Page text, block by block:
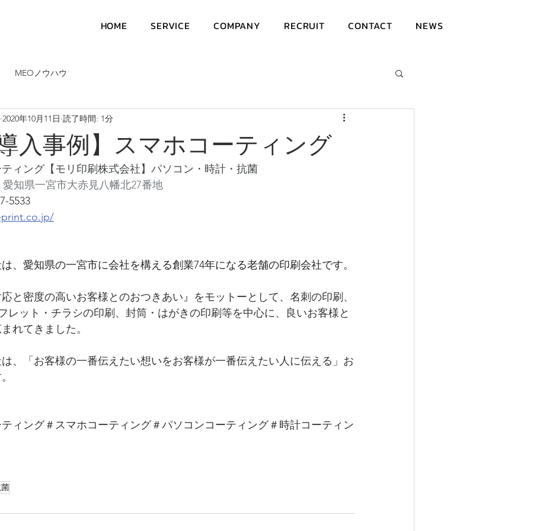
HOME SERVICE COMPANY RECRUIT CONTACT NEWS
MEOノウハウ
入事例】スマホコーティング
2020年10月11日 読了時間: 1分
ィング【モリ印刷株式会社】パソコン・時計・抗菌
愛知県一宮市大赤見八幡北27番地
5533
、愛知県の一宮市に会社を構える創業74年になる老舗の印刷会社です。
応と密度の高いお客様とのおつきあい』をモットーとして、名刺の印刷、
レット・チラシの印刷、封筒・はがきの印刷等を中心に、良いお客様と
れてきました。
、「お客様の一番伝えたい想いをお客様が一番伝えたい人に伝える」お
ィング＃スマホコーティング＃パソコンコーティング＃時計コーティン